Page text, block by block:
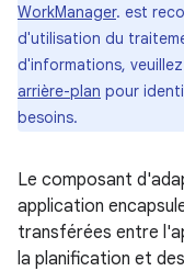
WorkManager. est
d'utilisation du
d'informations,
arrière-plan pour
besoins.
Le composant
application
transférées entre
la planification et